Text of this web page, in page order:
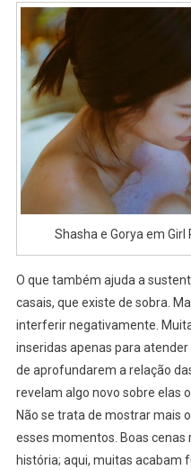
Shasha e Gorya em
O que também ajuda a
casais, que existe de sobra.
interferir negativamente.
inseridas apenas para
de aprofundarem a relação
revelam algo novo sobre elas
Não se trata de mostrar mais
esses momentos. Boas
história; aqui, muitas acabam